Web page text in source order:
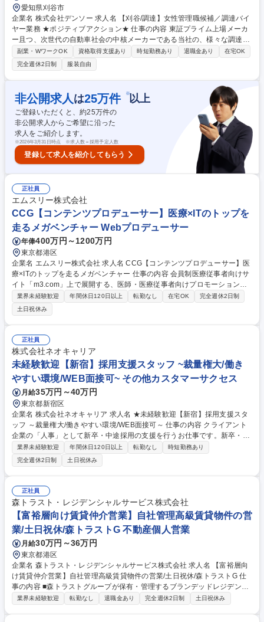
愛知県刈谷市
企業名 株式会社デンソー 求人名 【刈谷/調達】女性管理職候補／調達バイ
ヤー業務 ★ポジティブアクション★ 仕事の内容 東証プライム上場メーカ
ー且つ、次世代の自動車社会の中核メーカーである当社の、様々な調達課
題の解決に向けて、取引先様との密なコミュニケーションのもと、管理職
候補として一緒に働く仲間を募集 【主業務】◆発注戦略立案◆発注先/価
格決定◆取引先とのパートナーシップ関係構築◆BCP戦略立案◆供給問題
への対応 ※なお、調達品目の担当（電子部品、加工部品、材料、設備な
ど）は、ご経験等を踏まえ別途検討★顧客・取引先に頼られる調達として
業界の成長、自社ビジネスの競争力強化に向けて一緒にチャレンジしてい
く仲間を募集しています。 募集職種 【刈谷/調達】女性管理職候補／調達
バイヤー業務 ★ポジティブアクション★
副業・WワークOK 資格取得支援あり 時短勤務あり 退職金あり
在宅OK
完全週休2日制
服装自由
非公開求人 は25万件 ※以上
ご登録いただくと、約25万件の
非公開求人からご希望に沿った
求人をご紹介します。
※2026年3月31日時点 ※求人数＝採用予定人数
登録して求人を紹介してもらう
正社員
エムスリー株式会社
CCG【コンテンツプロデューサー】医療×ITのトップを
走るメガベンチャー Webプロデューサー
年俸400万円～1200万円
東京都港区
企業名 エムスリー株式会社 求人名 CCG【コンテンツプロデューサー】医
療×ITのトップを走るメガベンチャー 仕事の内容 会員制医療従事者向けサ
イト「m3.com」上で展開する、医師・医療従事者向けプロモーションコ
ンテンツ（製薬・医療機器関連など）の制作指揮（戦略立案～アウトプッ
トのクオリティ管理）に携わって頂きます。 【業務詳細】クライアント
（製薬会社や医療機器メーカー）が考えるプロモーション戦略や意向の具
体化、医療従事者の潜在・顕在ニーズに踏み込んだコンテンツ・コミュニ
ケーションプランの立案、アウトプットのクオリティ管理までを一貫して
担って頂きます。製薬企業のデジタルチームや医師・薬剤師（専門家とし
ての監修・出演者）、外部クリエイティブプロダクション、社内関係者を
取り纏めるプロジェクト責任者となります。 募集職種 CCG【コンテンツ
プロデューサー】医療×ITのトップを走るメガベンチャー
業界未経験歓迎 年間休日120日以上 転勤なし 在宅OK
完全週休2日制
土日祝休み
正社員
株式会社ネオキャリア
未経験歓迎【新宿】採用支援スタッフ ~裁量権大/働き
やすい環境/WEB面接可~ その他カスタマーサクセス
月給35万円～40万円
東京都新宿区
企業名 株式会社ネオキャリア 求人名 ★未経験歓迎【新宿】採用支援スタ
ッフ ～裁量権大/働きやすい環境/WEB面接可～ 仕事の内容 クライアント
企業の「人事」として新卒・中途採用の支援を行うお仕事です。新卒・中
途採用領域における採用計画 から応募者管理・面接、内定者のフォローま
で幅広く支援していただきます。 【業務内容】 ■応募者管理■説明会・面
接への案内、受付、実施 ■内定者の入社までのフォロー■採用活動に対す
る改善提案 ■採用活動報告レポートの作成■採用計画の設計など… ※クラ
イアントによって業務内容や採用規模、領域が異なるため、1つの会社に
いながら、様々な業界・フェーズの採用を経験できます。 募集職種 ★未
経験歓迎【新宿】採用支援スタッフ ～裁量権大/働きやすい環境/WEB面接
可～
業界未経験歓迎 年間休日120日以上 転勤なし
時短勤務あり
完全週休2日制
土日祝休み
正社員
森トラスト・レジデンシャルサービス株式会社
【富裕層向け賃貸仲介営業】自社管理高級賃貸物件の営
業/土日祝休/森トラストG 不動産個人営業
月給30万円～36万円
東京都港区
企業名 森トラスト・レジデンシャルサービス株式会社 求人名 【富裕層向
け賃貸仲介営業】自社管理高級賃貸物件の営業/土日祝休/森トラストG 仕
事の内容 ■森トラストグループが保有・管理するブランデッドレジデンス
「1 Homes Tokyo」や高級賃貸マンション、サービスアパートメントの営
業界未経験歓迎 転勤なし 退職金あり 完全週休2日制 土日祝休み